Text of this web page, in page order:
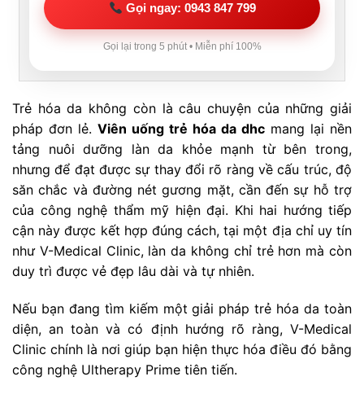
Gọi ngay: 0943 847 799
Gọi lại trong 5 phút • Miễn phí 100%
Trẻ hóa da không còn là câu chuyện của những giải
pháp đơn lẻ. Viên uống trẻ hóa da dhc mang lại nền
tảng nuôi dưỡng làn da khỏe mạnh từ bên trong,
nhưng để đạt được sự thay đổi rõ ràng về cấu trúc, độ
săn chắc và đường nét gương mặt, cần đến sự hỗ trợ
của công nghệ thẩm mỹ hiện đại. Khi hai hướng tiếp
cận này được kết hợp đúng cách, tại một địa chỉ uy tín
như V-Medical Clinic, làn da không chỉ trẻ hơn mà còn
duy trì được vẻ đẹp lâu dài và tự nhiên.
Nếu bạn đang tìm kiếm một giải pháp trẻ hóa da toàn
diện, an toàn và có định hướng rõ ràng, V-Medical
Clinic chính là nơi giúp bạn hiện thực hóa điều đó bằng
công nghệ Ultherapy Prime tiên tiến.